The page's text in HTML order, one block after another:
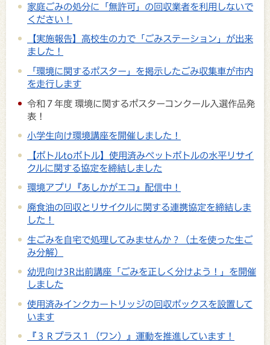
家庭ごみの処分に「無許可」の回収業者を利用しないで
ください！
【実施報告】高校生の力で「ごみステーション」が出来
ました！
「環境に関するポスター」を掲示したごみ収集車が市内
を走行します
令和７年度 環境に関するポスターコンクール入選作品発
表！
小学生向け環境講座を開催しました！
【ボトルtoボトル】使用済みペットボトルの水平リサイ
クルに関する協定を締結しました
環境アプリ『あしかがエコ』配信中！
廃食油の回収とリサイクルに関する連携協定を締結しま
した！
生ごみを自宅で処理してみませんか？（土を使った生ご
み分解）
幼児向け3R出前講座「ごみを正しく分けよう！」を開催
しました
使用済みインクカートリッジの回収ボックスを設置して
います
『３Ｒプラス１（ワン）』運動を推進しています！